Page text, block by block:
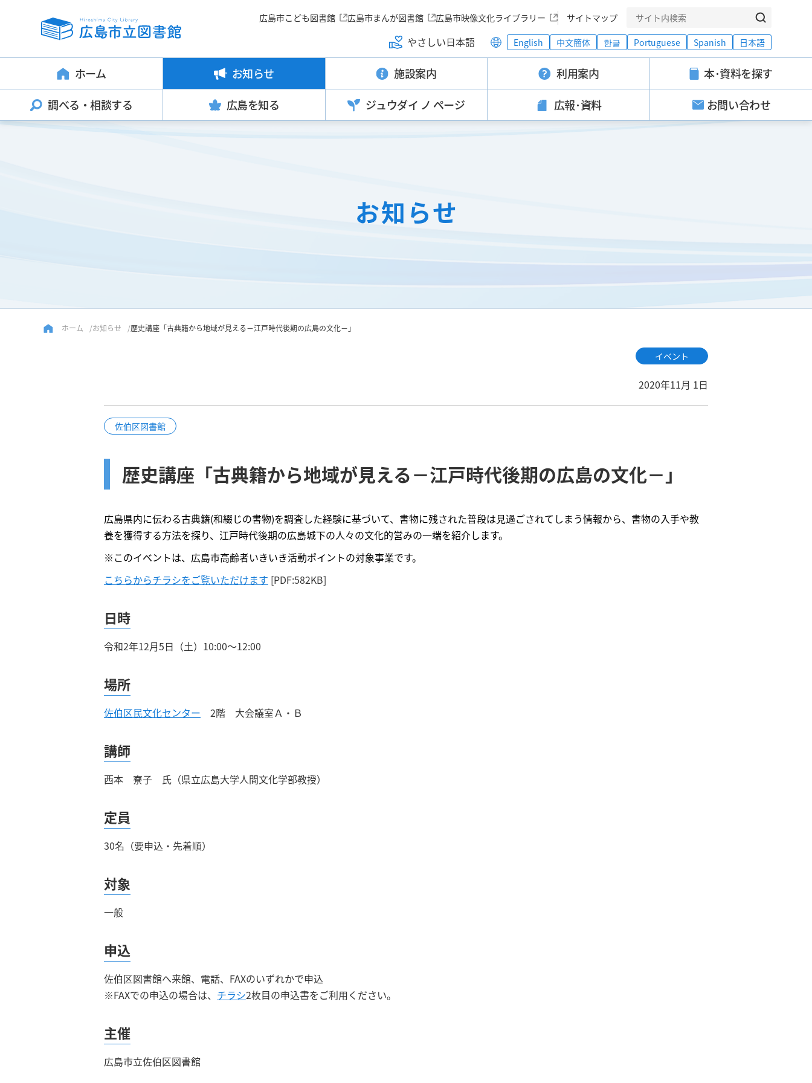
広島市こども図書館 広島市まんが図書館 広島市映像文化ライブラリー サイトマップ
やさしい日本語 English 中文簡体 한글 Portuguese Spanish 日本語
ホーム お知らせ 施設案内 利用案内
本･資料を探す
調べる・相談する 広島を知る ジュウダイ ノ ページ 広報･資料 お問い合わせ
お知らせ
ホーム お知らせ 歴史講座「古典籍から地域が見える－江戸時代後期の広島の文化－」
イベント
2020年11月 1日
佐伯区図書館
歴史講座「古典籍から地域が見える－江戸時代後期の広島の文化－」
広島県内に伝わる古典籍(和綴じの書物)を調査した経験に基づいて、書物に残された普段は見過ごされてしまう情報から、書物の入手や教
養を獲得する方法を探り、江戸時代後期の広島城下の人々の文化的営みの一端を紹介します。
※このイベントは、広島市高齢者いきいき活動ポイントの対象事業です。
こちらからチラシをご覧いただけます [PDF:582KB]
日時
令和2年12月5日（土）10:00～12:00
場所
佐伯区民文化センター 2階 大会議室Ａ・Ｂ
講師
西本 寮子 氏（県立広島大学人間文化学部教授）
定員
30名（要申込・先着順）
対象
一般
申込
佐伯区図書館へ来館、電話、FAXのいずれかで申込
※FAXでの申込の場合は、 チラシ2枚目の申込書をご利用ください。
主催
広島市立佐伯区図書館